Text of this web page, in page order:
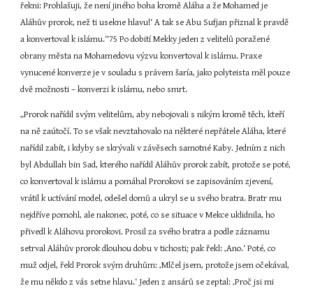
řekni: Prohlašuji, že není jiného boha kromě Aláha a že Mohamed je
Aláhův prorok, než ti usekne hlavu!‘ A tak se Abu Sufjan přiznal k pravdě
a konvertoval k islámu.“75 Po dobití Mekky jeden z velitelů poražené
obrany města na Mohamedovu výzvu konvertoval k islámu. Praxe
vynucené konverze je v souladu s právem šaría, jako polyteista měl pouze
dvě možnosti – konverzi k islámu, nebo smrt.
„Prorok nařídil svým velitelům, aby nebojovali s nikým kromě těch, kteří
na ně zaútočí. To se však nevztahovalo na některé nepřátele Aláha, které
nařídil zabít, i kdyby se skrývali v závěsech samotné Kaby. Jedním z nich
byl Abdullah bin Sad, kterého nařídil Aláhův prorok zabít, protože se poté,
co konvertoval k islámu a pomáhal Prorokovi se zapisováním zjevení,
vrátil k uctívání model, odešel domů a ukryl se u svého bratra. Bratr mu
nejdříve pomohl, ale nakonec, poté, co se situace v Mekce uklidnila, ho
přivedl k Aláhovu prorokovi. Prosil za svého bratra a podle záznamu
setrval Aláhův prorok dlouhou dobu v tichosti; pak řekl: ‚Ano.‘ Poté, co
muž odjel, řekl Prorok svým druhům: ‚Mlčel jsem, protože jsem očekával,
že mu někdo z vás setne hlavu.‘ Jeden z ansárů se zeptal: ‚Proč jsi mi